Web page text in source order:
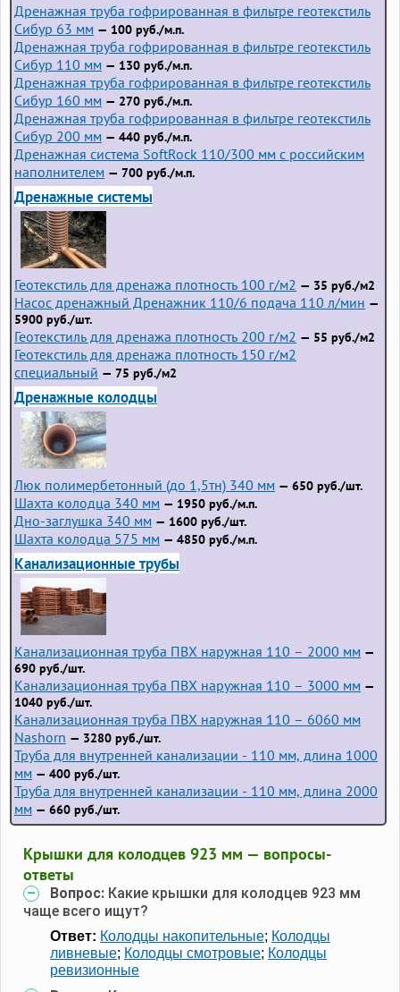
Дренажная труба гофрированная в фильтре геотекстиль
Сибур 63 мм — 100 руб./м.п.
Дренажная труба гофрированная в фильтре геотекстиль
Сибур 110 мм — 130 руб./м.п.
Дренажная труба гофрированная в фильтре геотекстиль
Сибур 160 мм — 270 руб./м.п.
Дренажная труба гофрированная в фильтре геотекстиль
Сибур 200 мм — 440 руб./м.п.
Дренажная система SoftRock 110/300 мм с российским
наполнителем — 700 руб./м.п.
Дренажные системы
Геотекстиль для дренажа плотность 100 г/м2 — 35 руб./м2
Насос дренажный Дренажник 110/6 подача 110 л/мин —
5900 руб./шт.
Геотекстиль для дренажа плотность 200 г/м2 — 55 руб./м2
Геотекстиль для дренажа плотность 150 г/м2
специальный — 75 руб./м2
Дренажные колодцы
Люк полимербетонный (до 1,5тн) 340 мм — 650 руб./шт.
Шахта колодца 340 мм — 1950 руб./м.п.
Дно-заглушка 340 мм — 1600 руб./шт.
Шахта колодца 575 мм — 4850 руб./м.п.
Канализационные трубы
Канализационная труба ПВХ наружная 110 – 2000 мм —
690 руб./шт.
Канализационная труба ПВХ наружная 110 – 3000 мм —
1040 руб./шт.
Канализационная труба ПВХ наружная 110 – 6060 мм
Nashorn — 3280 руб./шт.
Труба для внутренней канализации - 110 мм, длина 1000
мм — 400 руб./шт.
Труба для внутренней канализации - 110 мм, длина 2000
мм — 660 руб./шт.
Крышки для колодцев 923 мм — вопросы-
ответы
Вопрос: Какие крышки для колодцев 923 мм
чаще всего ищут?
Ответ: Колодцы накопительные; Колодцы
ливневые; Колодцы смотровые; Колодцы
ревизионные